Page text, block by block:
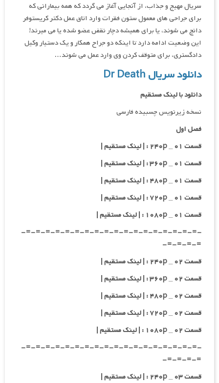
سریال مهیج و جذاب، از آنجایی آغاز می گردد که همه بیمارانی که
برای جراحی های معمول ستون فقرات وارد اتاق عمل دکتر کریستوفر
دانچ می شوند، یا برای همیشه دچار نقض عضو شده یا می میرند!
این وضعیت ادامه دارد تا اینکه دو جراح همکار و یک دستیار وکیل
دادگستری، برای متوقف کردن وی وارد عمل می شوند…
دانلود سریال Dr Death
دانلود با لینک مستقیم
نسخه زیرنویس چسبیده فارسی
فصل اول
قسمت ۰۱ _ ۲۴۰p : | لینک مستقیم |
قسمت ۰۱ _ ۳۶۰p : | لینک مستقیم |
قسمت ۰۱ _ ۴۸۰p : | لینک مستقیم |
قسمت ۰۱ _ ۷۲۰p : | لینک مستقیم |
قسمت ۰۱ _ ۱۰۸۰p : | لینک مستقیم |
-=-=-=-=-=-=-=-=-=-=-=-=-=-=-=-=-=-=-
=-=-=-=-
قسمت ۰۲ _ ۲۴۰p : | لینک مستقیم |
قسمت ۰۲ _ ۳۶۰p : | لینک مستقیم |
قسمت ۰۲ _ ۴۸۰p : | لینک مستقیم |
قسمت ۰۲ _ ۷۲۰p : | لینک مستقیم |
قسمت ۰۲ _ ۱۰۸۰p : | لینک مستقیم |
-=-=-=-=-=-=-=-=-=-=-=-=-=-=-=-=-=-=-
=-=-=-=-
قسمت ۰۳ _ ۲۴۰p : | لینک مستقیم |